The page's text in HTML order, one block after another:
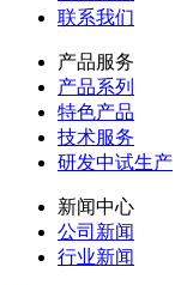
联系我们
产品服务
产品系列
特色产品
技术服务
研发中试生产
新闻中心
公司新闻
行业新闻